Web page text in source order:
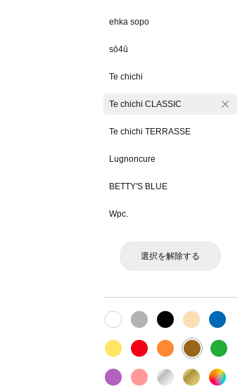
ehka sopo
sō4ū
Te chichi
Te chichi CLASSIC
Te chichi TERRASSE
Lugnoncure
BETTY'S BLUE
Wpc.
選択を解除する